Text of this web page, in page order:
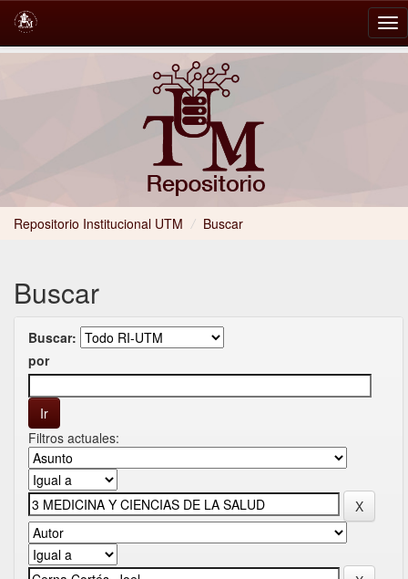
Repositorio Institucional UTM / Buscar
Buscar
Buscar:
por
Filtros actuales: